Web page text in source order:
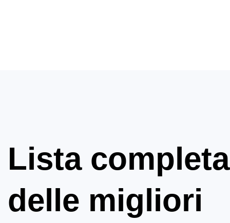
Lista completa
delle migliori